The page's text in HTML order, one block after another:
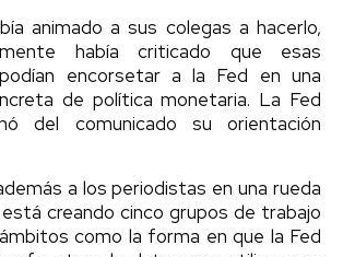
animado a sus colegas a hacerlo,
había criticado que esas
encorsetar a la Fed en una
de política monetaria. La Fed
del comunicado su orientación
a los periodistas en una rueda
creando cinco grupos de trabajo
como la forma en que la Fed